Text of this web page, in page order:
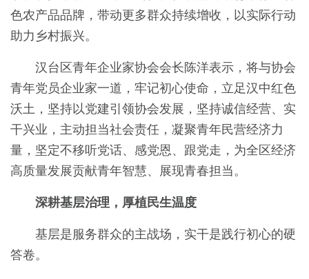
色农产品品牌，带动更多群众持续增收，以实际行动
助力乡村振兴。
汉台区青年企业家协会会长陈洋表示，将与协会
青年党员企业家一道，牢记初心使命，立足汉中红色
沃土，坚持以党建引领协会发展，坚持诚信经营、实
干兴业，主动担当社会责任，凝聚青年民营经济力
量，坚定不移听党话、感党恩、跟党走，为全区经济
高质量发展贡献青年智慧、展现青春担当。
深耕基层治理，厚植民生温度
基层是服务群众的主战场，实干是践行初心的硬
答卷。